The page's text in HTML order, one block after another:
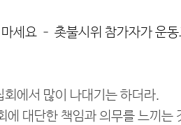
세요 – 촛불시위 참가자가 운
에서 많이 나대기는 하더라.
에 대단한 책임과 의무를 느끼는